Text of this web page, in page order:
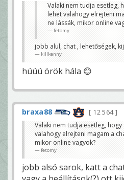
Valaki nem tudja esetleg,
lehet valahogy elrejteni
ne lássák, mikor online
fetomy
jobb alul, chat , lehetőségek,
killkenny
húúú örök hála 😊
braxa88
12 564
Valaki nem tudja esetleg,
valahogy elrejteni magam a
mikor online vagyok?
fetomy
jobb alsó sarok, katt a